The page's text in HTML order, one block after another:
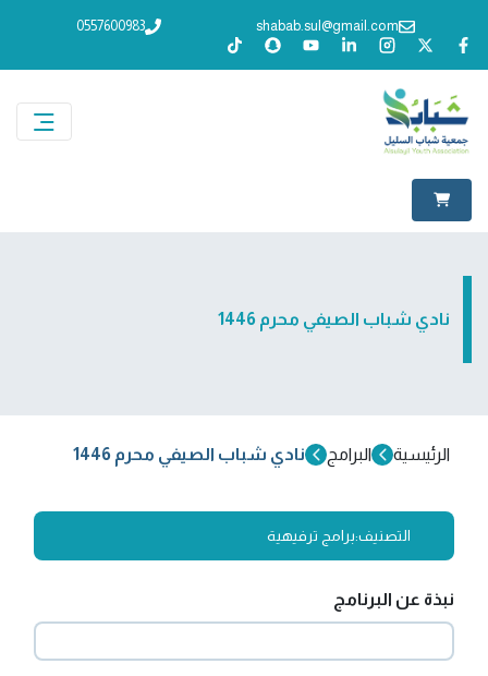
shabab.sul@gmail.com
0557600983
نادي شباب الصيفي محرم 1446
الرئيسية البرامج نادي شباب الصيفي محرم 1446
التصنيف:برامج ترفيهية
نبذة عن البرنامج